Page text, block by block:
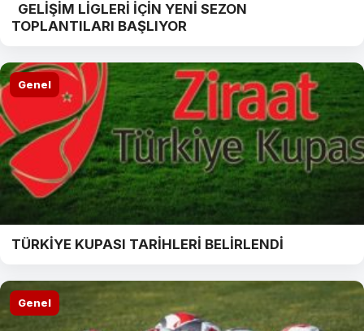
GELİŞİM LİGLERİ İÇİN YENİ SEZON
TOPLANTILARI BAŞLIYOR
Genel
TÜRKİYE KUPASI TARİHLERİ BELİRLENDİ
Genel